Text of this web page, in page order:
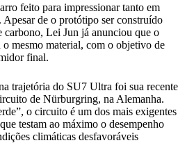
feito para impressionar tanto em
de o protótipo ser construído
carbono, Lei Jun já anunciou que o
mesmo material, com o objetivo de
final.
trajetória do SU7 Ultra foi sua recente
de Nürburgring, na Alemanha.
o circuito é um dos mais exigentes
testam ao máximo o desempenho
climáticas desfavoráveis